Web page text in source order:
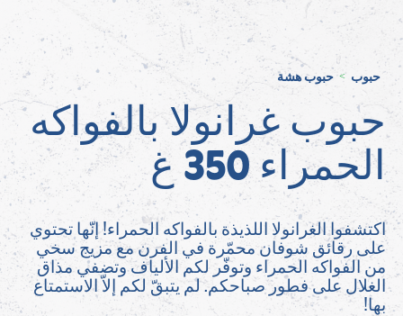
حبوب > حبوب هشة
حبوب غرانولا بالفواكه
الحمراء 350 غ
اكتشفوا الغرانولا اللذيذة بالفواكه الحمراء! إنّها تحتوي
على رقائق شوفان محمّرة في الفرن مع مزيج سخي
من الفواكه الحمراء وتوفّر لكم الألياف وتضفي مذاق
الغلال على فطور صباحكم. لم يتبقّ لكم إلاّ الاستمتاع
بها!